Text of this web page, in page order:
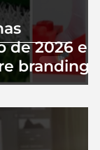
de 2026 e
branding